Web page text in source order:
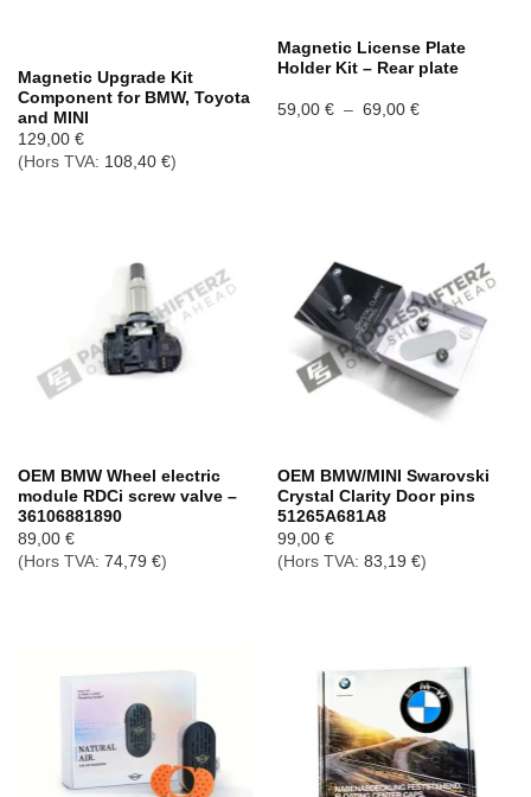
Magnetic Upgrade Kit
Component for BMW, Toyota
and MINI
129,00 €
(Hors TVA: 108,40 €)
Magnetic License Plate
Holder Kit – Rear plate
59,00 € – 69,00 €Plage
OEM BMW Wheel electric
module RDCi screw valve –
36106881890
89,00 €
(Hors TVA: 74,79 €)
OEM BMW/MINI Swarovski
Crystal Clarity Door pins
51265A681A8
99,00 €
(Hors TVA: 83,19 €)